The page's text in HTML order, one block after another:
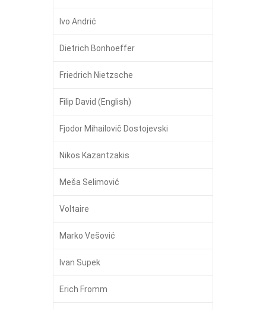
Ivo Andrić
Dietrich Bonhoeffer
Friedrich Nietzsche
Filip David (English)
Fjodor Mihailovič Dostojevski
Nikos Kazantzakis
Meša Selimović
Voltaire
Marko Vešović
Ivan Supek
Erich Fromm